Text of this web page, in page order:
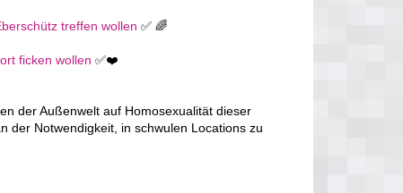
treffen wollen ✅ 🌈
ficken wollen ✅❤️
der Außenwelt auf Homosexualität dieser
der Notwendigkeit, in schwulen Locations zu